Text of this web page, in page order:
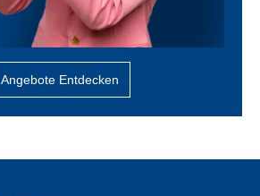
Angebote Entdecken